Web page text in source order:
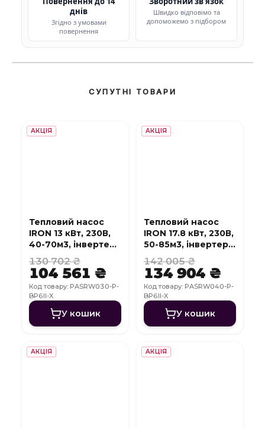
днів
Згідно з умовами
повернення
Швидко відповімо та
допоможемо з підбором
СУПУТНІ ТОВАРИ
АКЦІЯ
Тепловий насос
IRON 13 кВт, 230В,
40-70м3, інвертер,
з охолодженням,
WI-FI
130 702 ₴
104 561 ₴
Код товару: PASRW030-P-
BP6II-X
У кошик
АКЦІЯ
Тепловий насос
IRON 17.8 кВт, 230В,
50-85м3, інвертер,
з охолодженням,
WI-FI
142 005 ₴
134 904 ₴
Код товару: PASRW040-P-
BP6II-X
У кошик
АКЦІЯ АКЦІЯ